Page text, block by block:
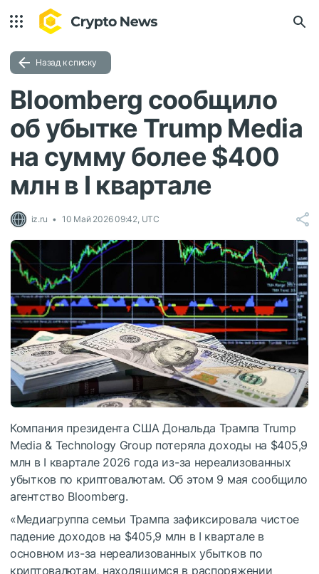
Назад к списку
Bloomberg сообщило
об убытке Trump Media
на сумму более $400
млн в I квартале
iz.ru 10 Май 2026 09:42, UTC
Компания президента США Дональда Трампа Trump
Media & Technology Group потеряла доходы на $405,9
млн в I квартале 2026 года из-за нереализованных
убытков по криптовалютам. Об этом 9 мая сообщило
агентство Bloomberg.
«Медиагруппа семьи Трампа зафиксировала чистое
падение доходов на $405,9 млн в I квартале в
основном из-за нереализованных убытков по
криптовалютам, находящимся в распоряжении